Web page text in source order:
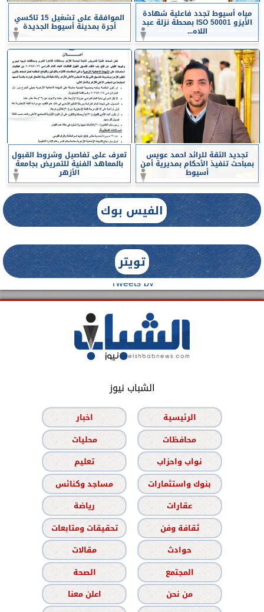
مياه أسيوط تجدد فاعلية شهادة
الأيزو ISO 50001 بمحطة نزلة عبد
اللاه...
الموافقة على تشغيل 15 تاكسي
أجرة بمدينة أسيوط الجديدة
تجديد الثقة للرائد احمد عويس
بمباحث تنفيذ الأحكام بمديرية أمن
أسيوط
تعرف على تفاصيل وشروط القبول
بالمعاهد الفنية للتمريض بجامعة
الأزهر
الفيس بوك
تويتر
Tweets by
الشباب نيوز
الرئيسية
اخبار
محافظات
محليات
نواب واحزاب
تعليم
بنوك واستثمارات
مساجد وكنائس
عقارات
رياضة
ثقافة وفن
تحقيقات ومتابعات
حوادث
مقالات
المجتمع
الصحة
من نحن
اعلن معنا